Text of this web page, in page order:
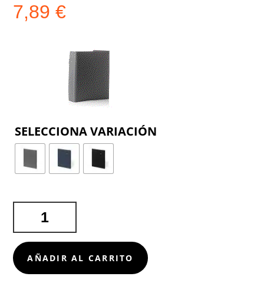
7,89€
NESEBY
CANTIDAD
AÑADIR AL CARRITO